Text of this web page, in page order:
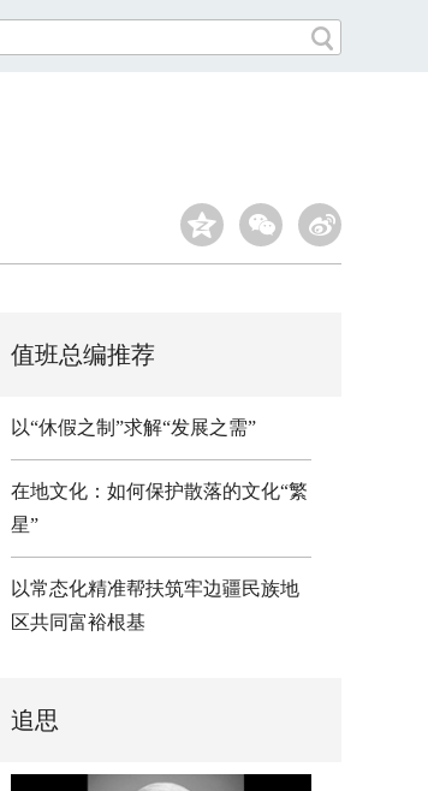
值班总编推荐
以“休假之制”求解“发展之需”
在地文化：如何保护散落的文化“繁
星”
以常态化精准帮扶筑牢边疆民族地
区共同富裕根基
追思